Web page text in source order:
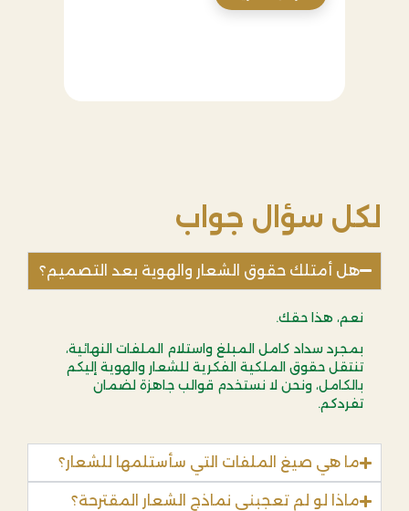
لكل سؤال جواب
هل أمتلك حقوق الشعار والهوية بعد التصميم؟
نعم، هذا حقك.
بمجرد سداد كامل المبلغ واستلام الملفات النهائية،
تنتقل حقوق الملكية الفكرية للشعار والهوية إليكم
بالكامل، ونحن لا نستخدم قوالب جاهزة لضمان
تفردكم.
ما هي صيغ الملفات التي سأستلمها للشعار؟
ماذا لو لم تعجبني نماذج الشعار المقترحة؟